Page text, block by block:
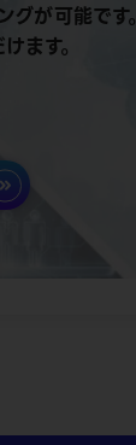
が可能です。
ます。